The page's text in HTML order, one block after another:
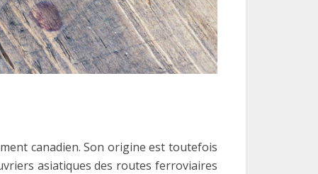
canadien. Son origine est toutefois
asiatiques des routes ferroviaires